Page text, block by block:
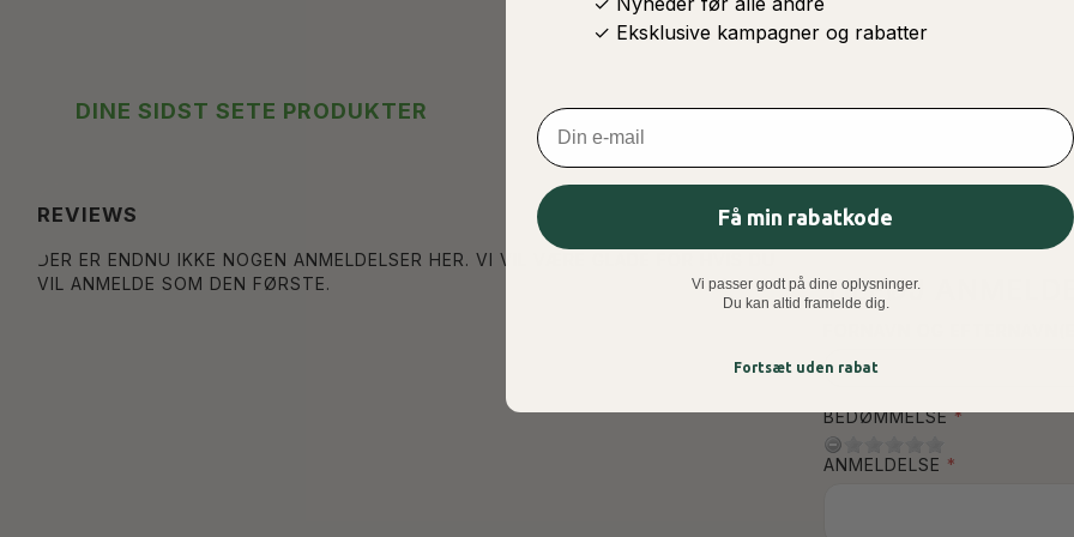
DINE SIDST SETE PRODUKTER
REVIEWS
DER ER ENDNU IKKE NOGEN ANMELDELSER HER. VI VIL VÆRE GLADE FOR HVIS DU
VIL ANMELDE SOM DEN FØRSTE.
TILFØJ
BEDØMMELSE
ANMELDELSE
✓ Eksklusive kampagner og rabatter
Email
Få min rabatkode
Vi passer godt på dine oplysninger.
Du kan altid framelde dig.
Fortsæt uden rabat